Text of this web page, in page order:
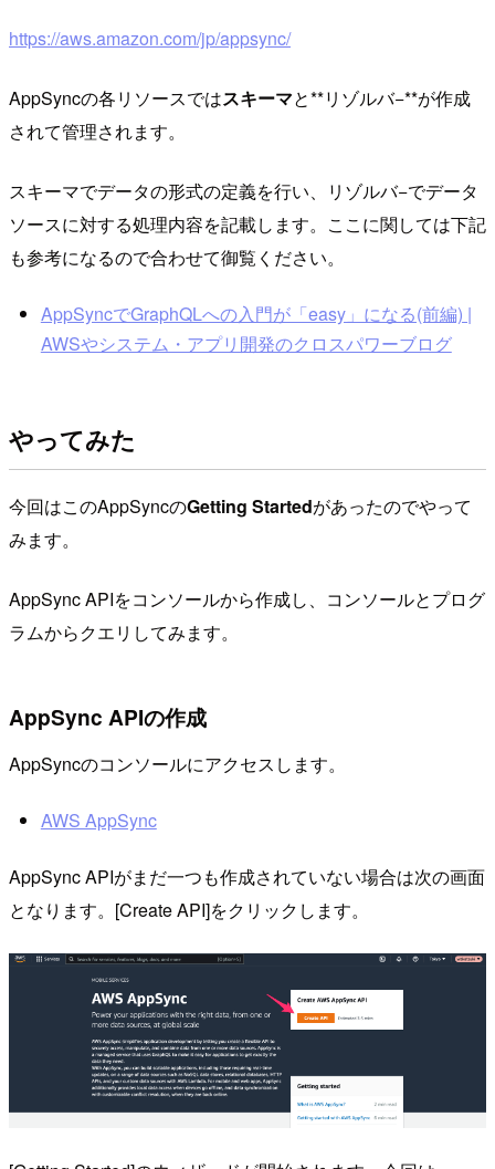
https://aws.amazon.com/jp/appsync/
AppSyncの各リソースではスキーマと**リゾルバ−**が作成
されて管理されます。
スキーマでデータの形式の定義を行い、リゾルバ−でデータ
ソースに対する処理内容を記載します。ここに関しては下記
も参考になるので合わせて御覧ください。
AppSyncでGraphQLへの入門が「easy」になる(前編) |
AWSやシステム・アプリ開発のクロスパワーブログ
やってみた
今回はこのAppSyncのGetting Startedがあったのでやって
みます。
AppSync APIをコンソールから作成し、コンソールとプログ
ラムからクエリしてみます。
AppSync APIの作成
AppSyncのコンソールにアクセスします。
AWS AppSync
AppSync APIがまだ一つも作成されていない場合は次の画面
となります。[Create API]をクリックします。